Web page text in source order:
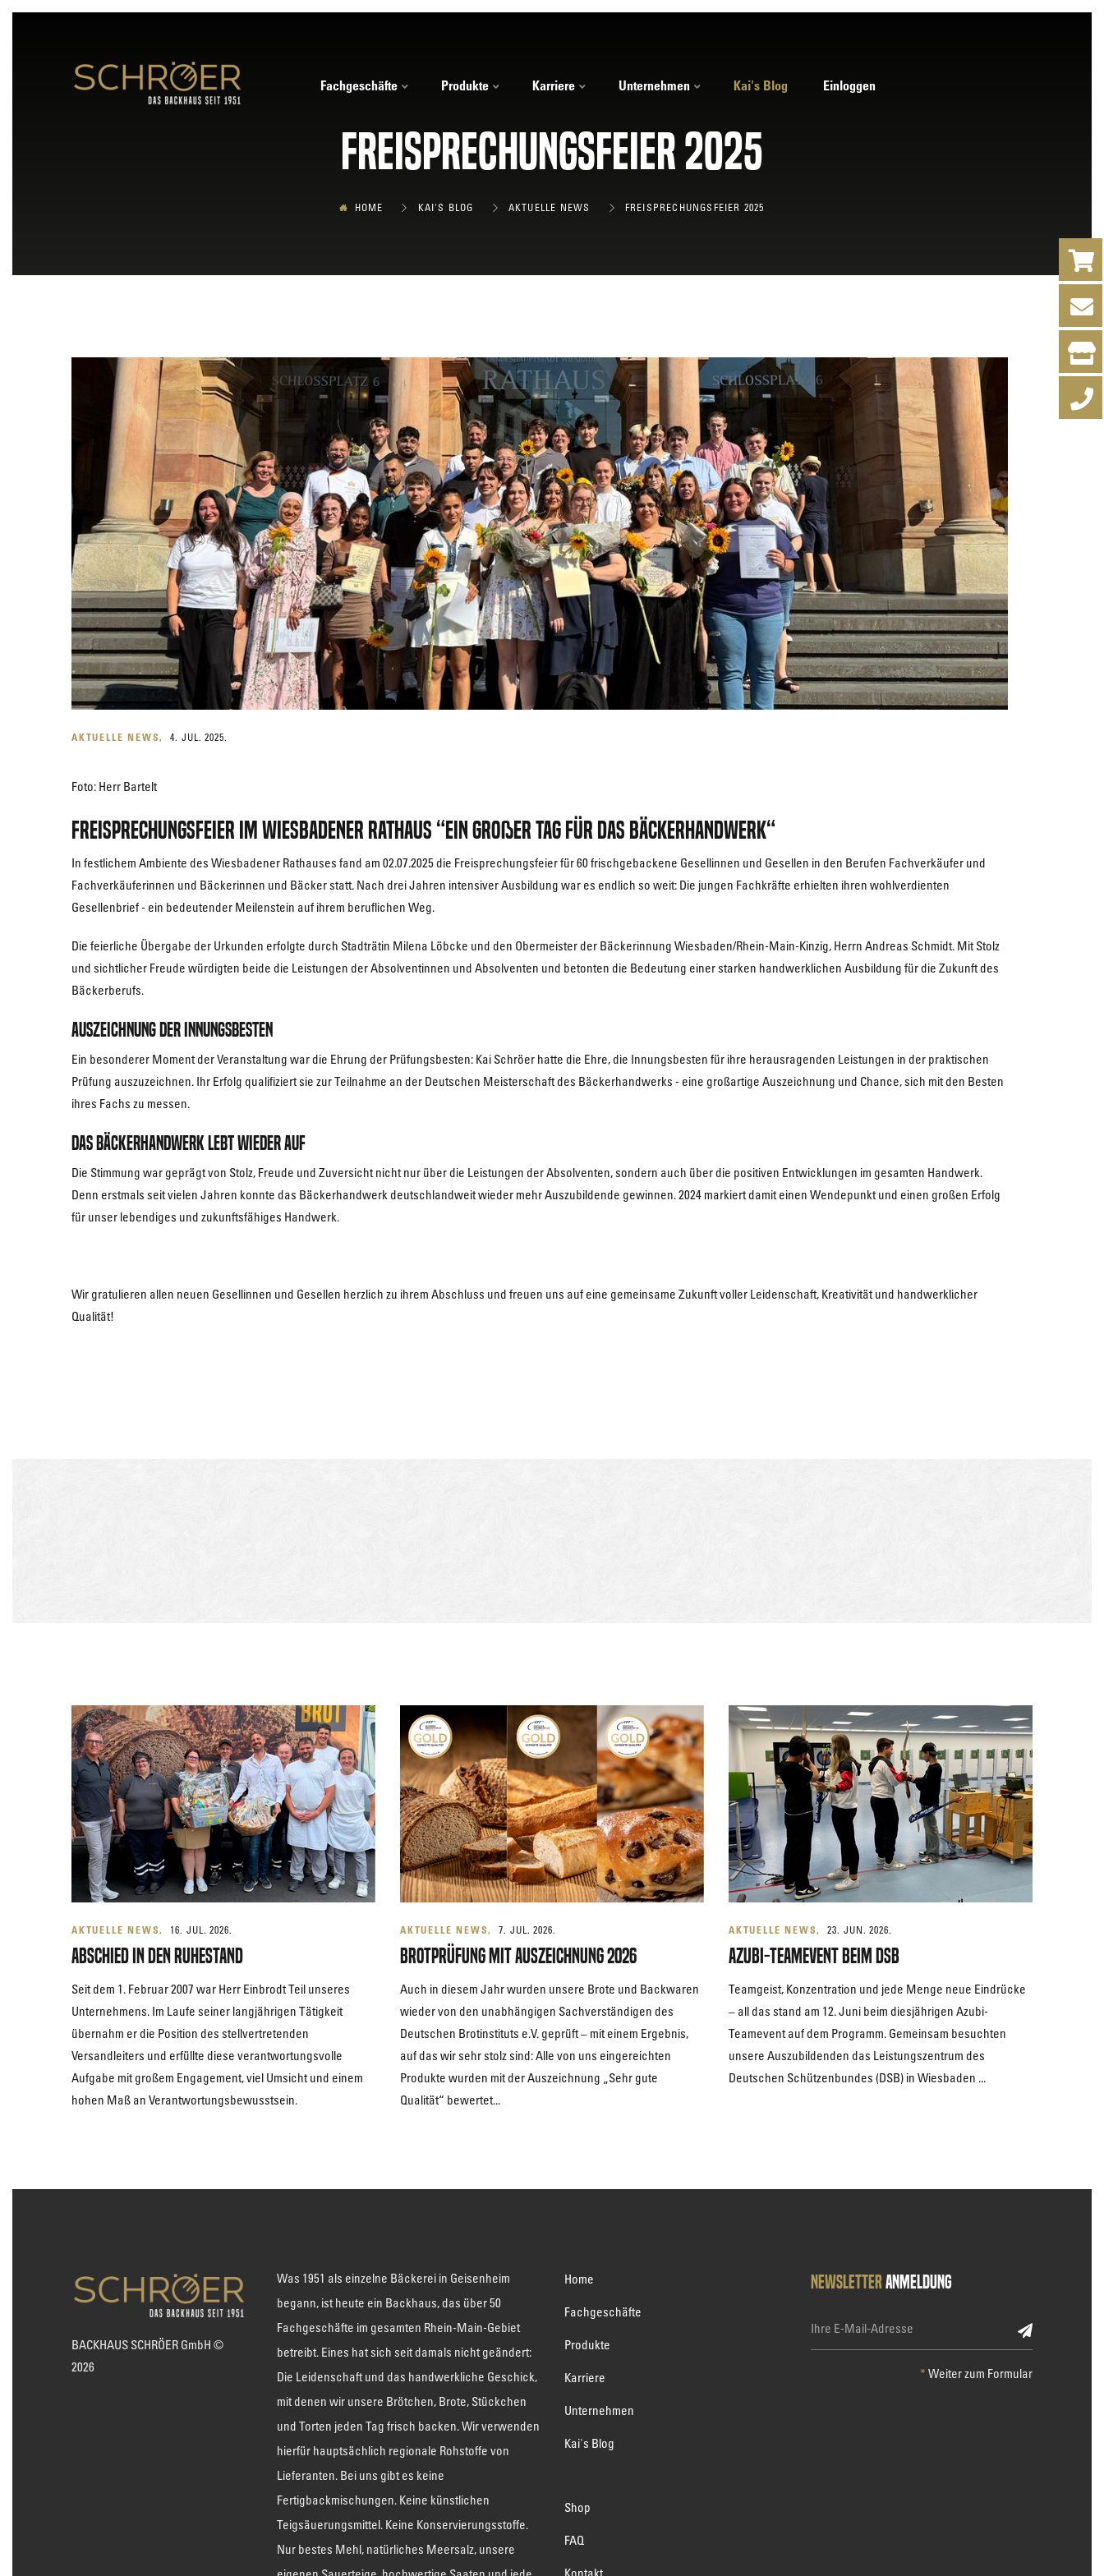
Fachgeschäfte Produkte Karriere Unternehmen Kai's Blog Einloggen
Freisprechungsfeier 2025
HOME KAI'S BLOG AKTUELLE NEWS FREISPRECHUNGSFEIER 2025
AKTUELLE NEWS 4. JUL. 2025.
Foto: Herr Bartelt
Freisprechungsfeier im Wiesbadener Rathaus “Ein großer Tag für das Bäckerhandwerk“
In festlichem Ambiente des Wiesbadener Rathauses fand am 02.07.2025 die Freisprechungsfeier für 60 frischgebackene Gesellinnen und Gesellen in den Berufen Fachverkäufer und
Fachverkäuferinnen und Bäckerinnen und Bäcker statt. Nach drei Jahren intensiver Ausbildung war es endlich so weit: Die jungen Fachkräfte erhielten ihren wohlverdienten
Gesellenbrief - ein bedeutender Meilenstein auf ihrem beruflichen Weg.
Die feierliche Übergabe der Urkunden erfolgte durch Stadträtin Milena Löbcke und den Obermeister der Bäckerinnung Wiesbaden/Rhein-Main-Kinzig, Herrn Andreas Schmidt. Mit Stolz
und sichtlicher Freude würdigten beide die Leistungen der Absolventinnen und Absolventen und betonten die Bedeutung einer starken handwerklichen Ausbildung für die Zukunft des
Bäckerberufs.
Auszeichnung der Innungsbesten
Ein besonderer Moment der Veranstaltung war die Ehrung der Prüfungsbesten: Kai Schröer hatte die Ehre, die Innungsbesten für ihre herausragenden Leistungen in der praktischen
Prüfung auszuzeichnen. Ihr Erfolg qualifiziert sie zur Teilnahme an der Deutschen Meisterschaft des Bäckerhandwerks - eine großartige Auszeichnung und Chance, sich mit den Besten
ihres Fachs zu messen.
Das Bäckerhandwerk lebt wieder auf
Die Stimmung war geprägt von Stolz, Freude und Zuversicht nicht nur über die Leistungen der Absolventen, sondern auch über die positiven Entwicklungen im gesamten Handwerk.
Denn erstmals seit vielen Jahren konnte das Bäckerhandwerk deutschlandweit wieder mehr Auszubildende gewinnen. 2024 markiert damit einen Wendepunkt und einen großen Erfolg
für unser lebendiges und zukunftsfähiges Handwerk.
Wir gratulieren allen neuen Gesellinnen und Gesellen herzlich zu ihrem Abschluss und freuen uns auf eine gemeinsame Zukunft voller Leidenschaft, Kreativität und handwerklicher
Qualität!
AKTUELLE NEWS 16. JUL. 2026.
Abschied in den Ruhestand
Seit dem 1. Februar 2007 war Herr Einbrodt Teil unseres
Unternehmens. Im Laufe seiner langjährigen Tätigkeit
übernahm er die Position des stellvertretenden
Versandleiters und erfüllte diese verantwortungsvolle
Aufgabe mit großem Engagement, viel Umsicht und einem
hohen Maß an Verantwortungsbewusstsein.
AKTUELLE NEWS 7. JUL. 2026.
Brotprüfung mit Auszeichnung 2026
Auch in diesem Jahr wurden unsere Brote und Backwaren
wieder von den unabhängigen Sachverständigen des
Deutschen Brotinstituts e.V. geprüft – mit einem Ergebnis,
auf das wir sehr stolz sind: Alle von uns eingereichten
Produkte wurden mit der Auszeichnung „Sehr gute
Qualität“ bewertet...
AKTUELLE NEWS 23. JUN. 2026.
Azubi-Teamevent beim DSB
Teamgeist, Konzentration und jede Menge neue Eindrücke
– all das stand am 12. Juni beim diesjährigen Azubi-
Teamevent auf dem Programm. Gemeinsam besuchten
unsere Auszubildenden das Leistungszentrum des
Deutschen Schützenbundes (DSB) in Wiesbaden ...
BACKHAUS SCHRÖER GmbH ©
2026
Was 1951 als einzelne Bäckerei in Geisenheim
begann, ist heute ein Backhaus, das über 50
Fachgeschäfte im gesamten Rhein-Main-Gebiet
betreibt. Eines hat sich seit damals nicht geändert:
Die Leidenschaft und das handwerkliche Geschick,
mit denen wir unsere Brötchen, Brote, Stückchen
und Torten jeden Tag frisch backen. Wir verwenden
hierfür hauptsächlich regionale Rohstoffe von
Lieferanten. Bei uns gibt es keine
Fertigbackmischungen. Keine künstlichen
Teigsäuerungsmittel. Keine Konservierungsstoffe.
Nur bestes Mehl, natürliches Meersalz, unsere
Home
Fachgeschäfte
Produkte
Karriere
Unternehmen
Kai's Blog
Shop
FAQ
Kontakt
NewsletterAnmeldung
* Weiter zum Formular